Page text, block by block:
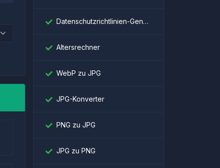
Datenschutzrichtlinien-Generator
Altersrechner
WebP zu JPG
JPG-Konverter
PNG zu JPG
JPG zu PNG